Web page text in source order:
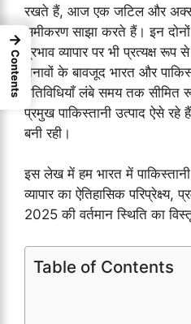
रखते हैं, आज एक जटिल और अक्सर
समीकरण साझा करते हैं। इन
प्रभाव व्यापार पर भी प्रत्यक्ष
तनावों के बावजूद भारत और
गतिविधियाँ लंबे समय तक
प्रमुख पाकिस्तानी उत्पाद ऐसे रहे
बनी रही।
इस लेख में हम भारत में
व्यापार का ऐतिहासिक
2025 की वर्तमान स्थिति का
Table of Contents
→
Contents